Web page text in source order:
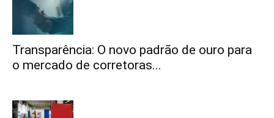
Transparência: O novo padrão de ouro para
o mercado de corretoras...